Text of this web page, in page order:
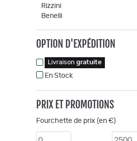
Rizzini
Benelli
OPTION D'EXPÉDITION
Livraison gratuite
En Stock
PRIX ET PROMOTIONS
Fourchette de prix (en €)